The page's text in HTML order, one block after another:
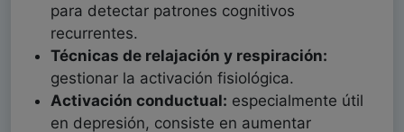
para detectar patrones cognitivos
recurrentes.
Técnicas de relajación y respiración:
gestionar la activación fisiológica.
Activación conductual: especialmente útil
en depresión, consiste en aumentar